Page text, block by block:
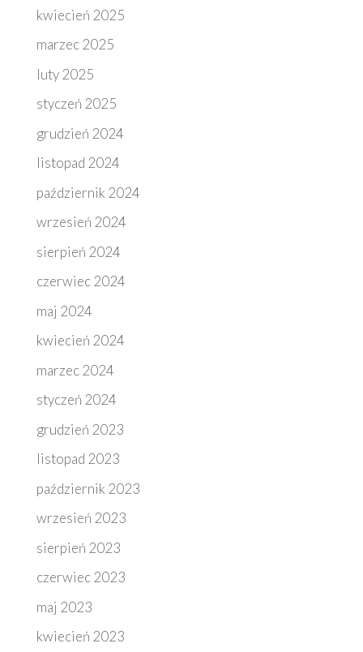
kwiecień 2025
marzec 2025
luty 2025
styczeń 2025
grudzień 2024
listopad 2024
październik 2024
wrzesień 2024
sierpień 2024
czerwiec 2024
maj 2024
kwiecień 2024
marzec 2024
styczeń 2024
grudzień 2023
listopad 2023
październik 2023
wrzesień 2023
sierpień 2023
czerwiec 2023
maj 2023
kwiecień 2023